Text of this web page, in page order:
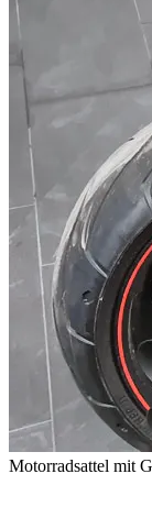
Motorradsattel mit